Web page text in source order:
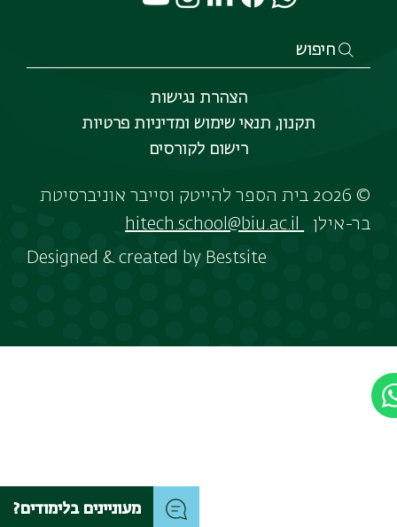
חיפוש
הצהרת נגישות
תקנון, תנאי שימוש ומדיניות פרטיות
רישום לקורסים
© 2026 בית הספר להייטק וסייבר אוניברסיטת
בר-אילן
Designed & created by Bestsite
מעוניינים בלימודים?